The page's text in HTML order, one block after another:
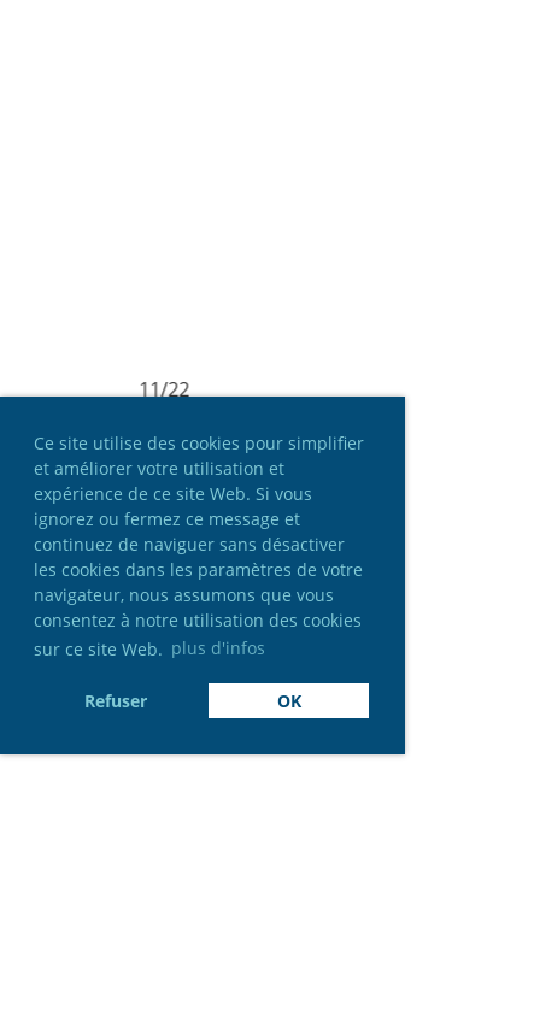
Ce site utilise des cookies pour simplifier
et améliorer votre utilisation et
expérience de ce site Web. Si vous
ignorez ou fermez ce message et
continuez de naviguer sans désactiver
les cookies dans les paramètres de votre
navigateur, nous assumons que vous
consentez à notre utilisation des cookies
sur ce site Web. plus d'infos
Refuser OK
11/22